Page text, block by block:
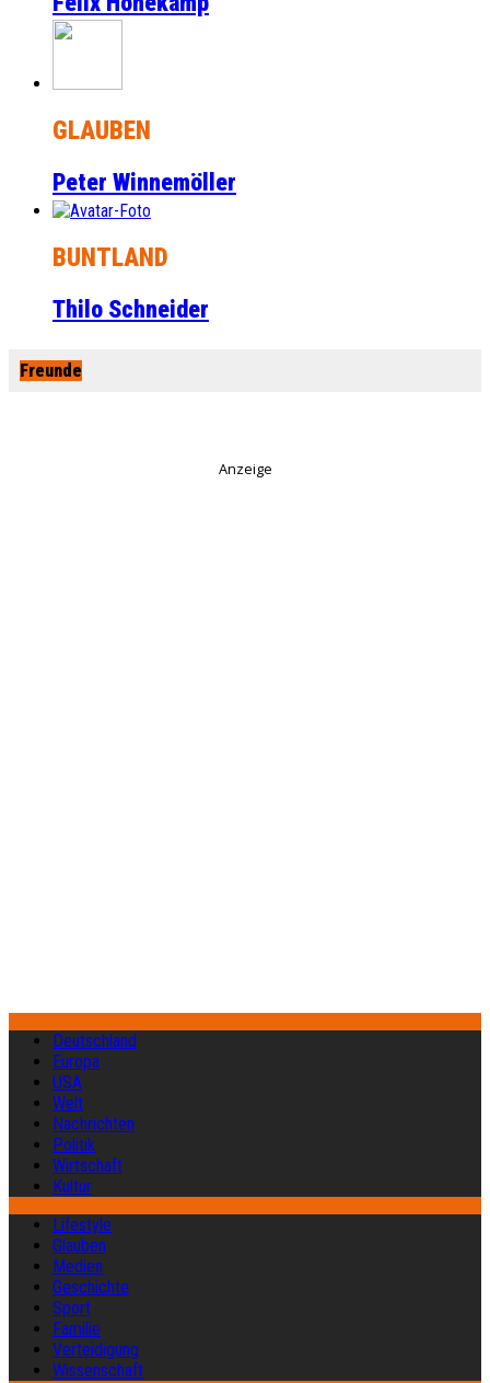
GLAUBEN
Peter Winnemöller
BUNTLAND
Thilo Schneider
Freunde
Anzeige
Deutschland
Europa
USA
Welt
Nachrichten
Politik
Wirtschaft
Kultur
Lifestyle
Glauben
Medien
Geschichte
Sport
Familie
Verteidigung
Wissenschaft